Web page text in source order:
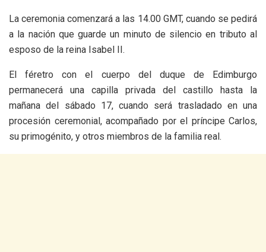
La ceremonia comenzará a las 14.00 GMT, cuando se pedirá
a la nación que guarde un minuto de silencio en tributo al
esposo de la reina Isabel II.
El féretro con el cuerpo del duque de Edimburgo
permanecerá una capilla privada del castillo hasta la
mañana del sábado 17, cuando será trasladado en una
procesión ceremonial, acompañado por el príncipe Carlos,
su primogénito, y otros miembros de la familia real.